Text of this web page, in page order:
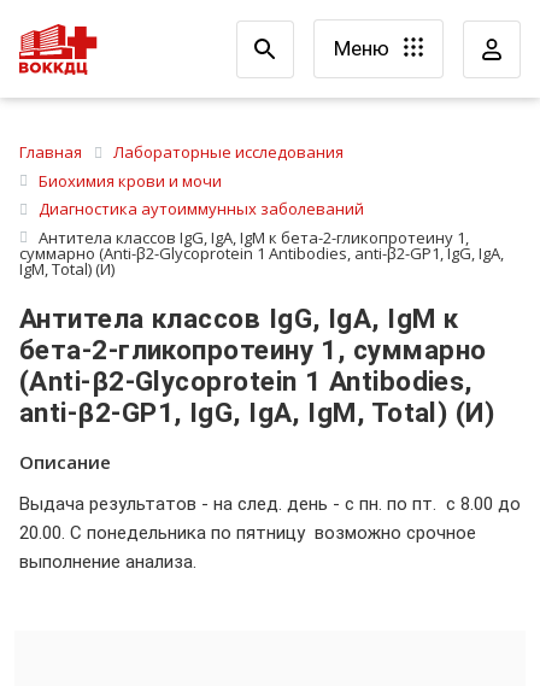
Меню
Главная
Лабораторные исследования
Биохимия крови и мочи
Диагностика аутоиммунных заболеваний
Антитела классов IgG, IgA, IgM к бета-2-гликопротеину 1,
суммарно (Аnti-β2-Glycoprotein 1 Antibodies, anti-β2-GР1, IgG, IgA,
IgM, Total) (И)
Антитела классов IgG, IgA, IgM к
бета-2-гликопротеину 1, суммарно
(Аnti-β2-Glycoprotein 1 Antibodies,
anti-β2-GР1, IgG, IgA, IgM, Total) (И)
Описание
Выдача результатов - на след. день - с пн. по пт. с 8.00 до
20.00. С понедельника по пятницу возможно срочное
выполнение анализа.